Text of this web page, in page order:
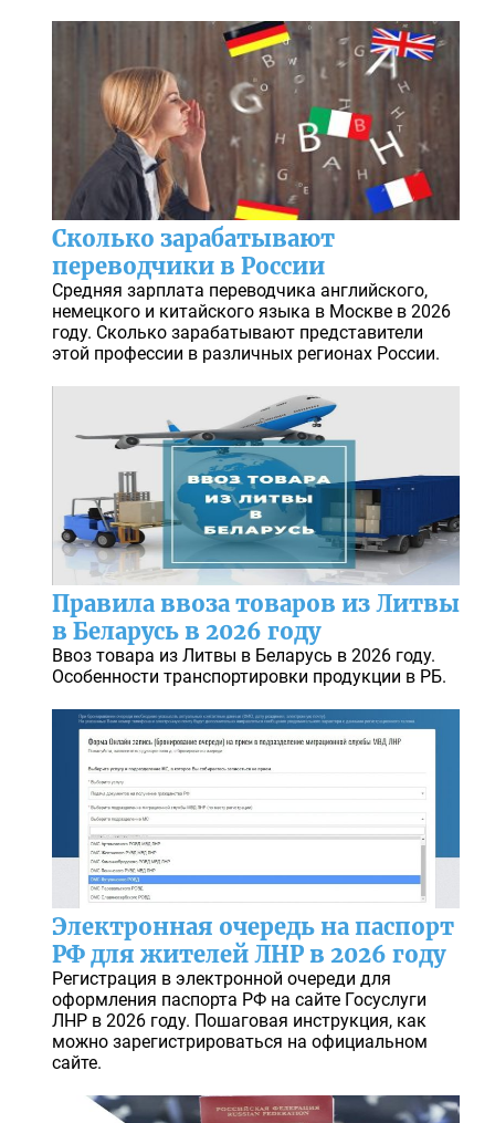
Сколько зарабатывают
переводчики в России
Средняя зарплата переводчика английского,
немецкого и китайского языка в Москве в 2026
году. Сколько зарабатывают представители
этой профессии в различных регионах России.
Правила ввоза товаров из Литвы
в Беларусь в 2026 году
Ввоз товара из Литвы в Беларусь в 2026 году.
Особенности транспортировки продукции в РБ.
Электронная очередь на паспорт
РФ для жителей ЛНР в 2026 году
Регистрация в электронной очереди для
оформления паспорта РФ на сайте Госуслуги
ЛНР в 2026 году. Пошаговая инструкция, как
можно зарегистрироваться на официальном
сайте.